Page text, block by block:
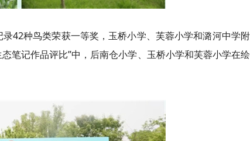
42种鸟类荣获一等奖，玉桥小学、芙蓉小学和潞河中学
笔记作品评比”中，后南仓小学、玉桥小学和芙蓉小学在